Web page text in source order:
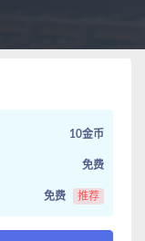
10金币
免费
免费 推荐